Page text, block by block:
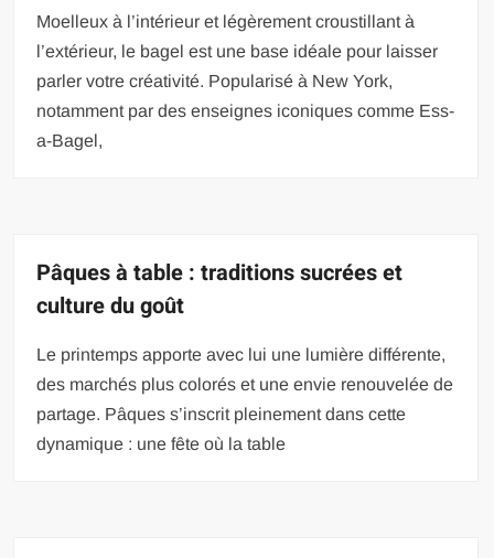
Moelleux à l’intérieur et légèrement croustillant à
l’extérieur, le bagel est une base idéale pour laisser
parler votre créativité. Popularisé à New York,
notamment par des enseignes iconiques comme Ess-
a-Bagel,
Pâques à table : traditions sucrées et
culture du goût
Le printemps apporte avec lui une lumière différente,
des marchés plus colorés et une envie renouvelée de
partage. Pâques s’inscrit pleinement dans cette
dynamique : une fête où la table